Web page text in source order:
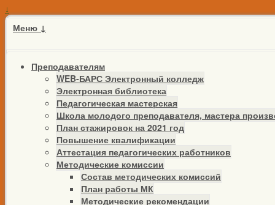
↓
Меню ↓
Преподавателям
WEB-БАРС Электронный колледж
Электронная библиотека
Педагогическая мастерская
Школа молодого преподавателя, мастера
План стажировок на 2021 год
Повышение квалификации
Аттестация педагогических работников
Методические комиссии
Состав методических комиссий
План работы МК
Методические рекомендации